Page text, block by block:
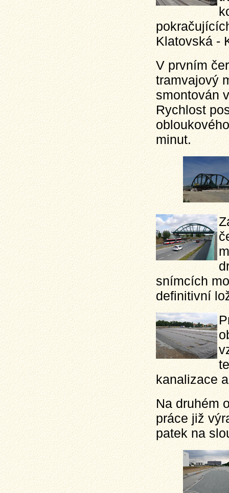
Klatovská -
V prvním
tramvajový
smontován
Rychlost
minut.
snímcích
definitivní
kanalizace
Na druhém
práce již
patek na